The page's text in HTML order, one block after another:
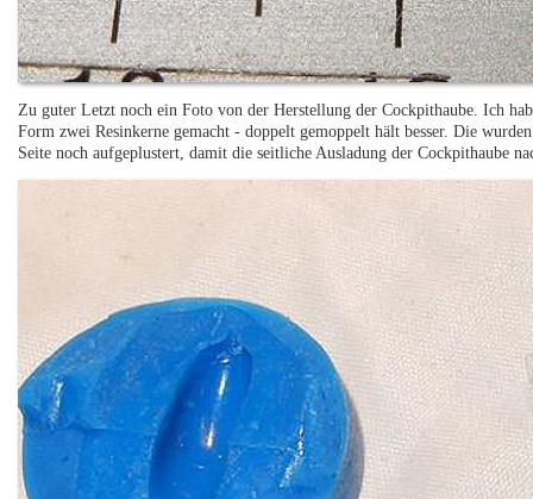
Zu guter Letzt noch ein Foto von der Herstellung der Cockpithaube. Ich
Form zwei Resinkerne gemacht - doppelt gemoppelt hält besser. Die
Seite noch aufgeplustert, damit die seitliche Ausladung der Cockpithaube